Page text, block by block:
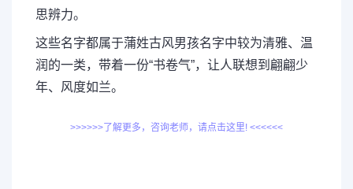
思辨力。
这些名字都属于蒲姓古风男孩名字中较为清雅、温
润的一类，带着一份“书卷气”，让人联想到翩翩少
年、风度如兰。
>>>>>>了解更多，咨询老师，请点击这里! <<<<<<